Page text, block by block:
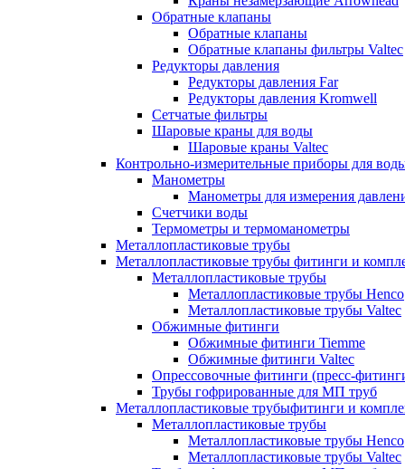
Обратные клапаны
Обратные клапаны
Обратные клапаны фильтры Valtec
Редукторы давления
Редукторы давления Far
Редукторы давления Kromwell
Сетчатые фильтры
Шаровые краны для воды
Шаровые краны Valtec
Контрольно-измерительные приборы для
Манометры
Манометры для измерения
Счетчики воды
Термометры и термоманометры
Металлопластиковые трубы
Металлопластиковые трубы фитинги и
Металлопластиковые трубы
Металлопластиковые трубы Henco
Металлопластиковые трубы Valtec
Обжимные фитинги
Обжимные фитинги Tiemme
Обжимные фитинги Valtec
Опрессовочные фитинги (пресс-
Трубы гофрированные для МП труб
Металлопластиковые трубыфитинги и
Металлопластиковые трубы
Металлопластиковые трубы Henco
Металлопластиковые трубы Valtec